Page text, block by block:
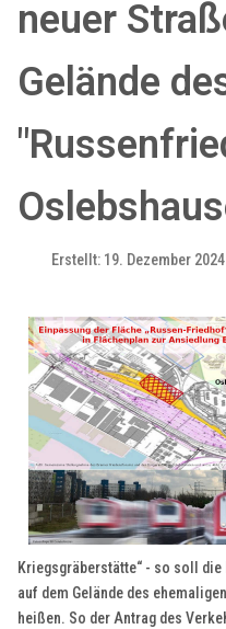
neuer
Gelände
Erstellt: 19. Dezember 2024
Kriegsgräberstätte“ - so soll
auf dem Gelände des
heißen. So der Antrag des